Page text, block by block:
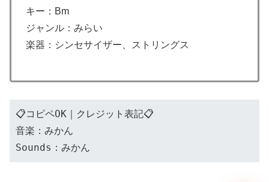
キー：Bm
ジャンル：みらい
楽器：シンセサイザー、ストリングス
📋コピペOK｜クレジット表記📋
音楽：みかん
Sounds：みかん